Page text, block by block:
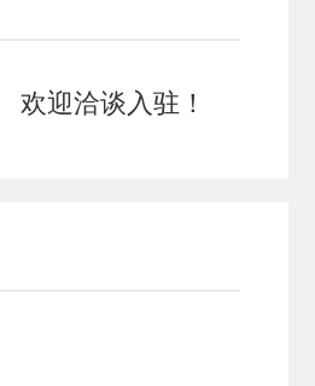
欢迎洽谈入驻！